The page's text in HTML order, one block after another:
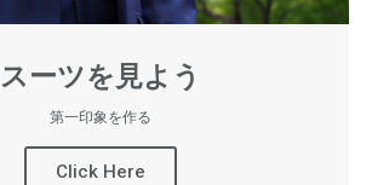
スーツを見よう
第一印象を作る
Click Here